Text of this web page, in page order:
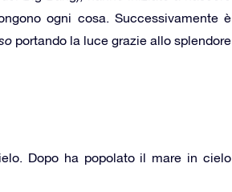
ogni cosa. Successivamente è
portando la luce grazie allo splendore
Dopo ha popolato il mare in cielo